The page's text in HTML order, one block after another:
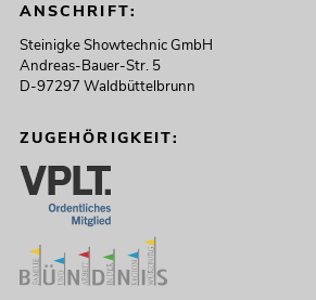
ANSCHRIFT:
Steinigke Showtechnic GmbH
Andreas-Bauer-Str. 5
D-97297 Waldbüttelbrunn
ZUGEHÖRIGKEIT: